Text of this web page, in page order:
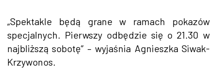
„Spektakle będą grane w ramach pokazów
specjalnych. Pierwszy odbędzie się o 21.30 w
najbliższą sobotę” – wyjaśnia Agnieszka Siwak-
Krzywonos.